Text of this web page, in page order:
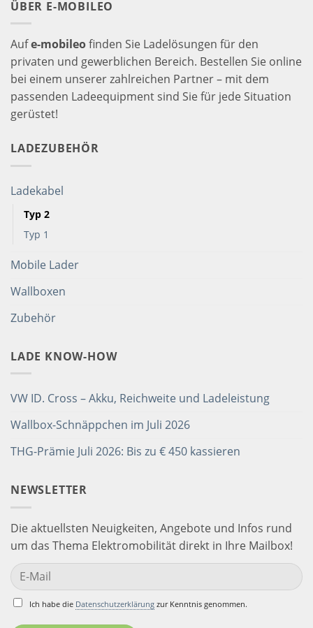
ÜBER E-MOBILEO
Aufe-mobileofinden Sie Ladelösungen für den
privaten und gewerblichen Bereich. Bestellen Sie online
bei einem unserer zahlreichen Partner – mit dem
passenden Ladeequipment sind Sie für jede Situation
gerüstet!
LADEZUBEHÖR
Ladekabel
Typ 2
Typ 1
Mobile Lader
Wallboxen
Zubehör
LADE KNOW-HOW
VW ID. Cross – Akku, Reichweite und Ladeleistung
Wallbox-Schnäppchen im Juli 2026
THG-Prämie Juli 2026: Bis zu € 450 kassieren
NEWSLETTER
Die aktuellsten Neuigkeiten, Angebote und Infos rund
um das Thema Elektromobilität direkt in Ihre Mailbox!
Ich habe die Datenschutzerklärungzur Kenntnis genommen.